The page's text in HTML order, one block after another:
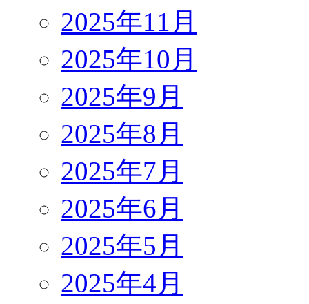
2025年11月
2025年10月
2025年9月
2025年8月
2025年7月
2025年6月
2025年5月
2025年4月